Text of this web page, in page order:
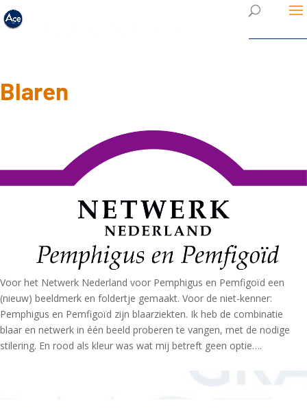
Blaren
Voor het Netwerk Nederland voor Pemphigus en Pemfigoïd een
(nieuw) beeldmerk en foldertje gemaakt. Voor de niet-kenner:
Pemphigus en Pemfigoïd zijn blaarziekten. Ik heb de combinatie
blaar en netwerk in één beeld proberen te vangen, met de nodige
stilering. En rood als kleur was wat mij betreft geen optie….